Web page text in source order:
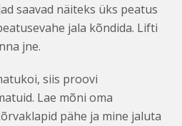
saavad näiteks üks peatus
jala kõndida. Lifti
jne.
siis proovi
Lae mõni oma
pähe ja mine jaluta